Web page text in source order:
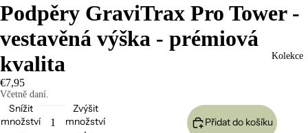
Kolekce
Podpěry GraviTrax Pro Tower -
vestavěná výška - prémiová
kvalita
€7,95
Včetně daní.
Snížit
množství
Zvýšit
množství
Přidat do košíku